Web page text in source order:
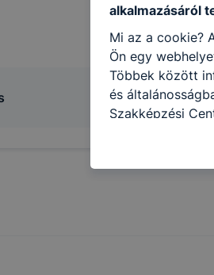
alkalmazásáról
Mi az a cookie?
Ön egy
Többek között
és
Szakképzési
Iskola honlapja
azzal
honlap melyik